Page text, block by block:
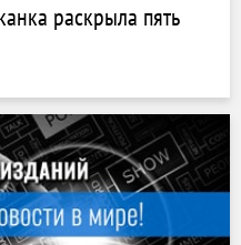
раскрыла пять